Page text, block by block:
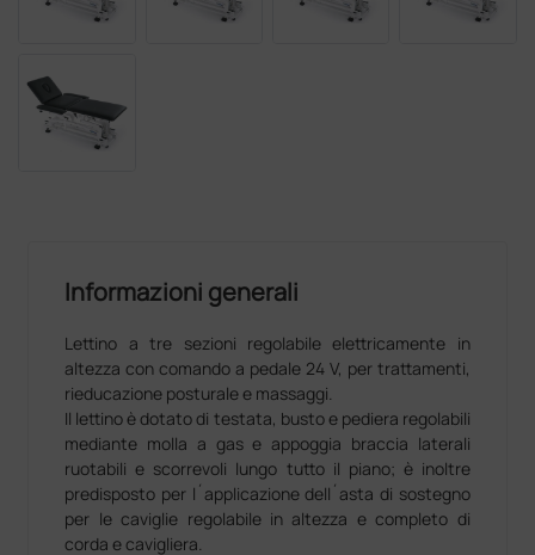
Informazioni generali
Lettino a tre sezioni regolabile elettricamente in
altezza con comando a pedale 24 V, per trattamenti,
rieducazione posturale e massaggi.
Il lettino è dotato di testata, busto e pediera regolabili
mediante molla a gas e appoggia braccia laterali
ruotabili e scorrevoli lungo tutto il piano; è inoltre
predisposto per l´applicazione dell´asta di sostegno
per le caviglie regolabile in altezza e completo di
corda e cavigliera.